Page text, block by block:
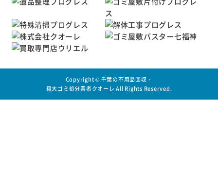
Copyright © 千葉の不用品回収・
粗大ゴミ処分業者クオーレ All Rights Reserved.